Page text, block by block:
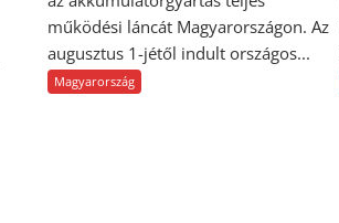
működési láncát Magyarországon. Az
augusztus 1-jétől indult országos...
Magyarország